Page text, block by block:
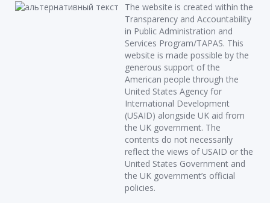
The website is created within the
Transparency and Accountability
in Public Administration and
Services Program/TAPAS. This
website is made possible by the
generous support of the
American people through the
United States Agency for
International Development
(USAID) alongside UK aid from
the UK government. The
contents do not necessarily
reflect the views of USAID or the
United States Government and
the UK government’s official
policies.